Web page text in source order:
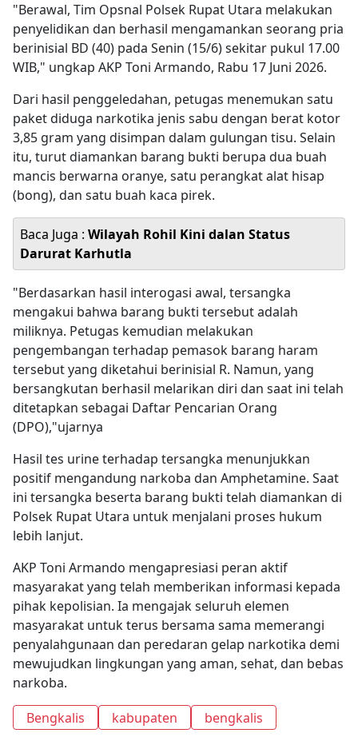
"Berawal, Tim Opsnal Polsek Rupat Utara melakukan
penyelidikan dan berhasil mengamankan seorang pria
berinisial BD (40) pada Senin (15/6) sekitar pukul 17.00
WIB," ungkap AKP Toni Armando, Rabu 17 Juni 2026.
Dari hasil penggeledahan, petugas menemukan satu
paket diduga narkotika jenis sabu dengan berat kotor
3,85 gram yang disimpan dalam gulungan tisu. Selain
itu, turut diamankan barang bukti berupa dua buah
mancis berwarna oranye, satu perangkat alat hisap
(bong), dan satu buah kaca pirek.
Baca Juga : Wilayah Rohil Kini dalan Status
Darurat Karhutla
"Berdasarkan hasil interogasi awal, tersangka
mengakui bahwa barang bukti tersebut adalah
miliknya. Petugas kemudian melakukan
pengembangan terhadap pemasok barang haram
tersebut yang diketahui berinisial R. Namun, yang
bersangkutan berhasil melarikan diri dan saat ini telah
ditetapkan sebagai Daftar Pencarian Orang
(DPO),"ujarnya
Hasil tes urine terhadap tersangka menunjukkan
positif mengandung narkoba dan Amphetamine. Saat
ini tersangka beserta barang bukti telah diamankan di
Polsek Rupat Utara untuk menjalani proses hukum
lebih lanjut.
AKP Toni Armando mengapresiasi peran aktif
masyarakat yang telah memberikan informasi kepada
pihak kepolisian. Ia mengajak seluruh elemen
masyarakat untuk terus bersama sama memerangi
penyalahgunaan dan peredaran gelap narkotika demi
mewujudkan lingkungan yang aman, sehat, dan bebas
narkoba.
Bengkalis
kabupaten bengkalis